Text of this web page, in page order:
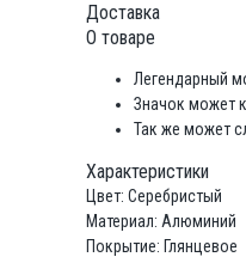
Доставка
О товаре
Легендарный
Значок может
Так же может
Характеристики
Цвет: Серебристый
Материал: Алюминий
Покрытие: Глянцевое